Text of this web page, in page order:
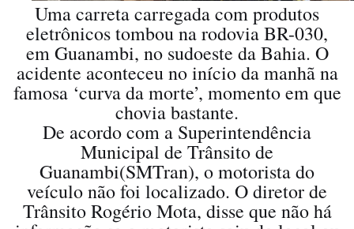
Uma carreta carregada com produtos
eletrônicos tombou na rodovia BR-030,
em Guanambi, no sudoeste da Bahia. O
acidente aconteceu no início da manhã na
famosa ‘curva da morte’, momento em que
chovia bastante.
De acordo com a Superintendência
Municipal de Trânsito de
Guanambi(SMTran), o motorista do
veículo não foi localizado. O diretor de
Trânsito Rogério Mota, disse que não há